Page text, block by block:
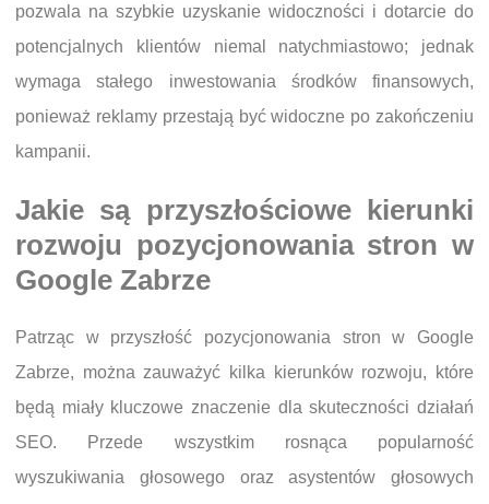
pozwala na szybkie uzyskanie widoczności i dotarcie do
potencjalnych klientów niemal natychmiastowo; jednak
wymaga stałego inwestowania środków finansowych,
ponieważ reklamy przestają być widoczne po zakończeniu
kampanii.
Jakie są przyszłościowe kierunki
rozwoju pozycjonowania stron w
Google Zabrze
Patrząc w przyszłość pozycjonowania stron w Google
Zabrze, można zauważyć kilka kierunków rozwoju, które
będą miały kluczowe znaczenie dla skuteczności działań
SEO. Przede wszystkim rosnąca popularność
wyszukiwania głosowego oraz asystentów głosowych